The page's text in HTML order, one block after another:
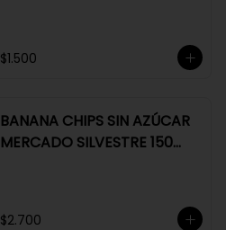
$1.500
BANANA CHIPS SIN AZÚCAR
MERCADO SILVESTRE 150
$2.700